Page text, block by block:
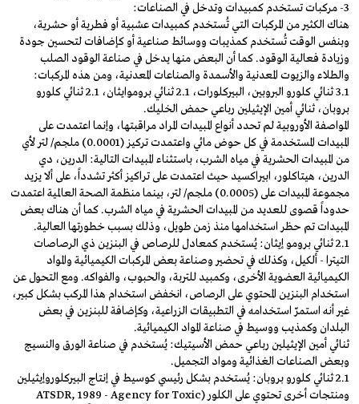
3- مركبات تستخدم كمبيدات وتدخل في الصناعات:
هناك الكثير من المركبات التي تُستخدم كمبيدات عشبية أو فطرية أو حشرية،
وبنفس الوقت تُستخدم كمذيبات ووسائط صناعية أو كإضافات لتحسين جودة
وزيادة فعالية الوقود. كما أن البعض منها يدخل في صناعة الوقود الصلب
والطلاء والزيوت المعدنية والأسمدة والصناعات المعدنية، ومن هذه المركبات:
3.1 ثنائي كلورو البروبين، البيركلورات، 2.1 ثنائي بروموايثان، 2.1 ثنائي كلورو
بروبان، ثنائي أمين الإيثيلين رباعي حمض الخليك.
المواصفة الأوروبية لم تحدد أنواع المبيدات المراد مراقبتها، وإنما اعتمدت على
المبيدات المستخدمة في كل حوض مائي واعتمدت تركيز (0.0001) ملجم/ لتر لأي
من المبيدات الحشرية في مياه الشرب، باستثناء المبيدات التالية: الدرين، دي
الدرين، هيتاكلور، ابيراكسيد حيث اعتمدت على تراكيز أكثر تشدداً، على ألا يزيد
مجموعة المبيدات على (0.0005) ملجم/ لتر، بينما منظمة الصحة العالمية اعتمدت
حدوداً قصوى للعديد من المبيدات الحشرية في مياه الشرب. كما أن هناك بعض
المبيدات تم حظر استخدامها منذ زمن طويل، وذلك بسبب خطورتها العالية.
2.1 ثنائي برومو إيثان: يُستخدم كمعادل للرصاص في البنزين ذي الرصاصات
التيترا - ألكيل، وكذلك في تحضير وصناعة بعض المركبات الكيميائية والمواد
الكيميائية العضوية الأخرى، وكمبيد للتربة، والحبوب، والفواكه. ومع التحول عن
استخدام البنزين المحتوي على الرصاص، انخفض استخدام هذا المركب بشكل كبير،
غير أنه استمرّ استخدامه في التطبيقات الزراعية، وكإضافة للبنزين في بعض
البلدان وكمذيب ووسيط في صناعة المواد الكيميائية.
ثنائي أمين الإيثيلين رباعي حمض الأسيتيك: يُستخدم في صناعة الورق والنسيج
وبعض الصناعات الغذائية ومواد التجميل.
2.1 ثنائي كلورو بروبان: يُستخدم بشكل رئيسي كوسيط في إنتاج البيركلوروإيثيلين
ومنتجات أخرى تحتوي على الكلور (ATSDR, 1989 - Agency for Toxic